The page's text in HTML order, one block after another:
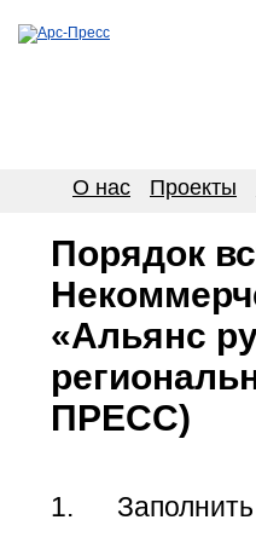
О нас Проекты
Порядок
«Альянс
ПРЕСС)
1. Заполнить